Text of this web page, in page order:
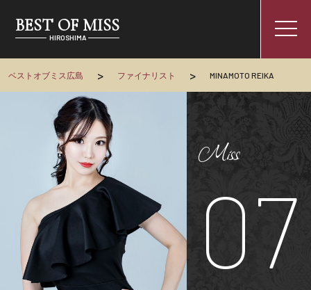
BEST OF MISS
HIROSHIMA
ベストオブミス広島 > ファイナリスト > MINAMOTO REIKA
Miss
07